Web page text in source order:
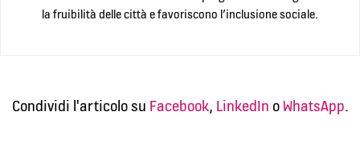
la fruibilità delle città e favoriscono l’inclusione sociale.
Condividi l'articolo su Facebook, LinkedIn oWhatsApp.